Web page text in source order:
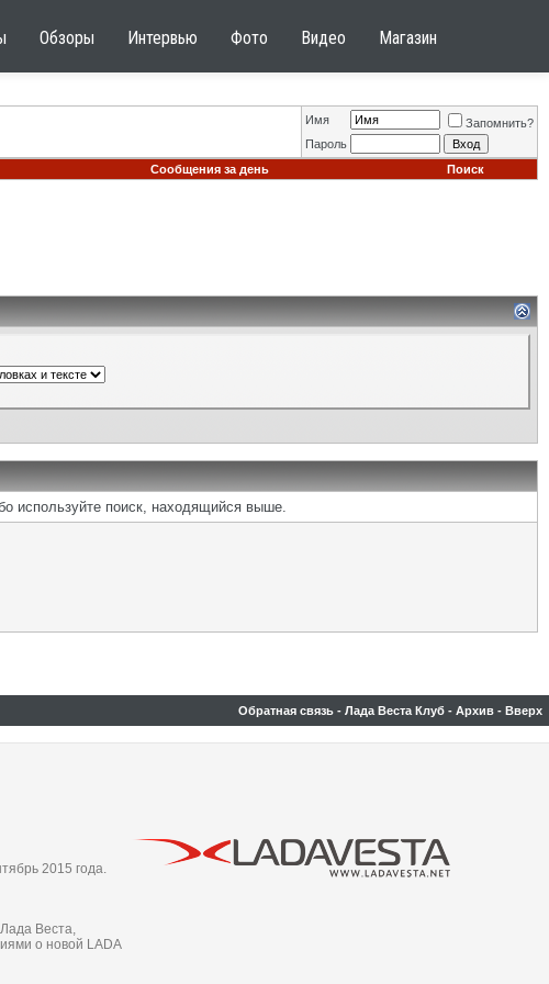
Обзоры Интервью Фото Видео Магазин
Имя
Запомнить?
Пароль
Сообщения за день Поиск
используйте поиск, находящийся выше.
Обратная связь - Лада Веста Клуб - Архив - Вверх
2015 года.
Веста,
о новой LADA